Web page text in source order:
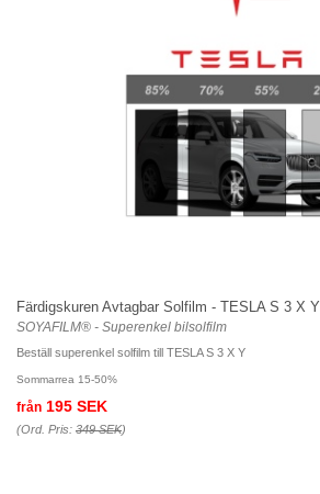
Färdigskuren Avtagbar Solfilm - TESLA S 3 X Y
SOYAFILM® - Superenkel bilsolfilm
Beställ superenkel solfilm till TESLA S 3 X Y
Sommarrea 15-50%
från 195 SEK
(Ord. Pris: 349 SEK)